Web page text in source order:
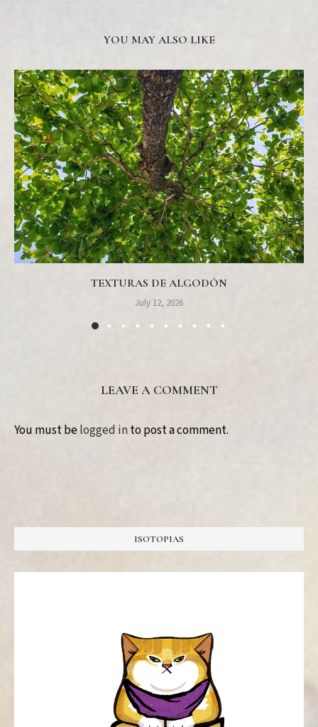
YOU MAY ALSO LIKE
TEXTURAS DE ALGODÓN
July 12, 2026
LEAVE A COMMENT
You must belogged in to post a comment.
ISOTOPIAS